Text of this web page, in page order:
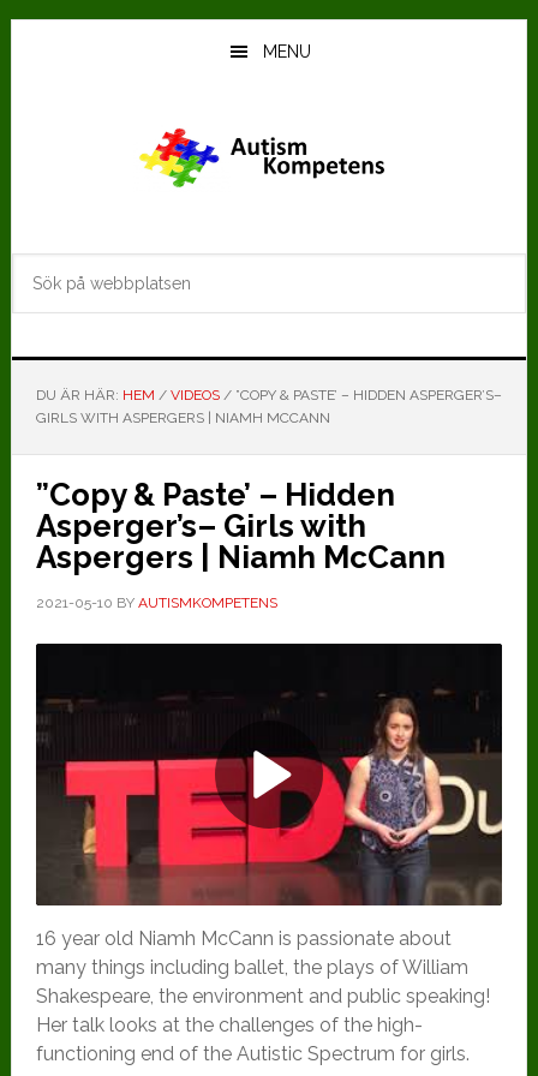
Hoppa
Hoppa
MENU
DU ÄR HÄR: HEM / VIDEOS /”COPY & PASTE’ – HIDDEN ASPERGER’S–
GIRLS WITH ASPERGERS | NIAMH MCCANN
”Copy & Paste’ – Hidden
Asperger’s– Girls with
Aspergers | Niamh McCann
2021-05-10 BY AUTISMKOMPETENS
Play
Video
16 year old Niamh McCann is passionate about
many things including ballet, the plays of William
Shakespeare, the environment and public speaking!
Her talk looks at the challenges of the high-
functioning end of the Autistic Spectrum for girls.